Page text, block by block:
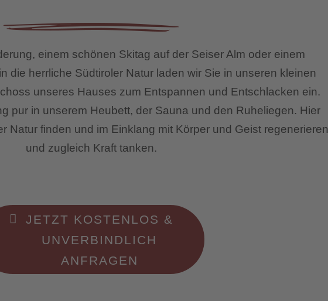
einem schönen Skitag auf der Seiser Alm oder einem
die herrliche Südtiroler Natur laden wir Sie in unseren kleinen
unseres Hauses zum Entspannen und Entschlacken ein.
pur in unserem Heubett, der Sauna und den Ruheliegen. Hier
Natur finden und im Einklang mit Körper und Geist regenerieren
und zugleich Kraft tanken.
JETZT KOSTENLOS &
UNVERBINDLICH
ANFRAGEN